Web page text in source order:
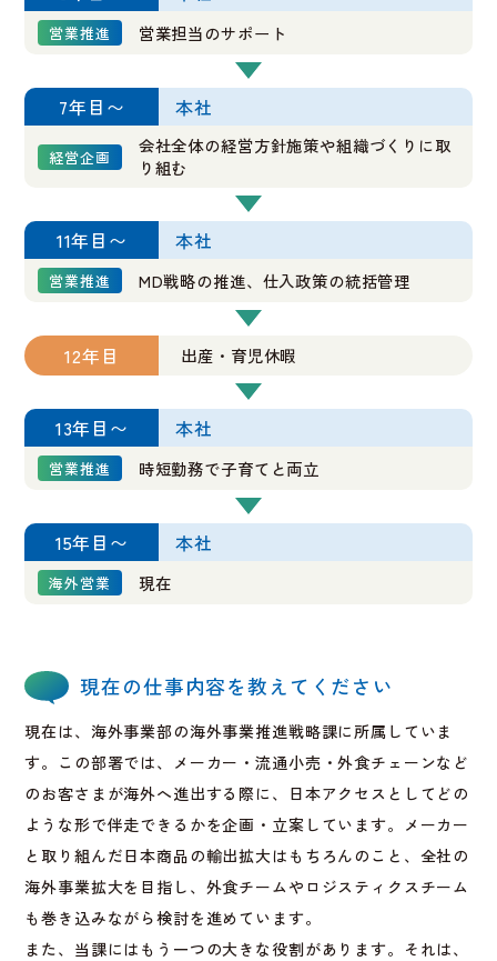
営業推進 営業担当のサポート
7年目〜 本社
経営企画
会社全体の経営方針施策や組織づくりに取
り組む
11年目〜 本社
営業推進 MD戦略の推進、仕入政策の統括管理
12年目 出産・育児休暇
13年目〜 本社
営業推進 時短勤務で子育てと両立
15年目〜 本社
海外営業 現在
現在の仕事内容を教えてください
現在は、海外事業部の海外事業推進戦略課に所属していま
す。この部署では、メーカー・流通小売・外食チェーンなど
のお客さまが海外へ進出する際に、日本アクセスとしてどの
ような形で伴走できるかを企画・立案しています。メーカー
と取り組んだ日本商品の輸出拡大はもちろんのこと、全社の
海外事業拡大を目指し、外食チームやロジスティクスチーム
も巻き込みながら検討を進めています。
また、当課にはもう一つの大きな役割があります。それは、